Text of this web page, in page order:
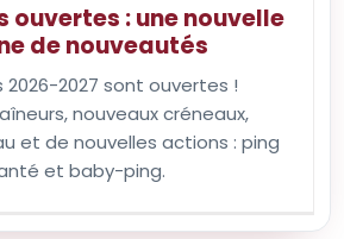
ouvertes : une nouvelle
de nouveautés
2026-2027 sont ouvertes !
nouveaux créneaux,
et de nouvelles actions : ping
et baby-ping.